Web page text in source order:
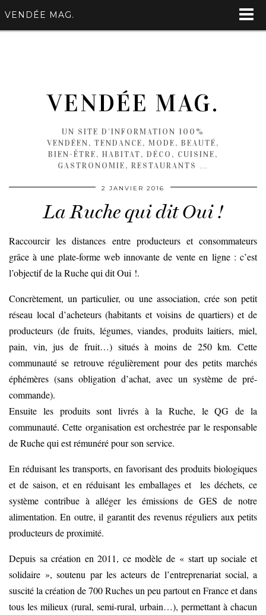
VENDÉE MAG.
VENDÉE MAG.
UN SITE D'INFORMATION 100%
VENDÉEN, TENDANCE, MODE, BEAUTÉ,
BIEN-ÊTRE, HABITAT, DÉCO, CUISINE,
GASTRONOMIE, RESTAURANTS …
2 JANVIER 2016
La Ruche qui dit Oui !
Raccourcir les distances entre producteurs et consommateurs
grâce à une plate-forme web innovante de vente en ligne : c’est
l’objectif de la Ruche qui dit Oui !.
Concrètement, un particulier, ou une association, crée son petit
réseau local d’acheteurs (habitants et voisins de quartiers) et de
producteurs (de fruits, légumes, viandes, produits laitiers, miel,
pain, vin, jus de fruit…) situés à moins de 250 km. Cette
communauté se retrouve régulièrement pour des petits marchés
éphémères (sans obligation d’achat, avec un système de pré-
commande).
Ensuite les produits sont livrés à la Ruche, le QG de la
communauté. Cette organisation est orchestrée par le responsable
de Ruche qui est rémunéré pour son service.
En réduisant les transports, en favorisant des produits biologiques
et de saison, et en réduisant les emballages et les déchets, ce
système contribue à alléger les émissions de GES de notre
alimentation. En outre, il garantit des revenus réguliers aux petits
producteurs de proximité.
Depuis sa création en 2011, ce modèle de « start up sociale et
solidaire », soutenu par les acteurs de l’entreprenariat social, a
suscité la création de 700 Ruches un peu partout en France et dans
tous les milieux (rural, semi-rural, urbain…), permettant à chacun